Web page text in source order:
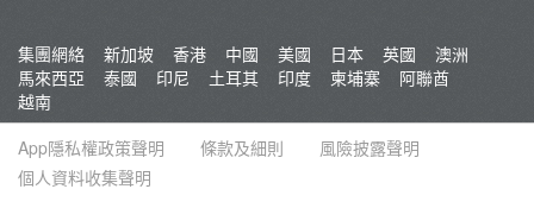
集團網絡 新加坡 香港 中國 美國 日本 英國
澳洲
馬來西亞
泰國 印尼 土耳其 印度 柬埔寨
阿聯酋
越南
App隱私權政策聲明
條款及細則
風險披露聲明
個人資料收集聲明